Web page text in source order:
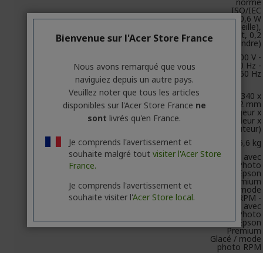
ISO/IEC
24712), 0,6 W
(mode veille),
6 W Prêt, 0,2
W (éteindre)
tension/
Fréquence
nominale
AC 100 V -
240 V, 50 Hz -
60 Hz
Dimensions du
produit
349 x 340 x
142 mm
(Largeur x
Profondeur x
Hauteur)
Poids du produit
6,6 kg
Niveau sonore
4,6 B (A) avec
Papier Photo
Epson
Premium
Glacé / mode
photo RPM -
33 dB(A) avec
Papier Photo
Epson
Premium
Glacé / mode
photo RPM
Bienvenue sur l'Acer Store France
Nous avons remarqué que vous
naviguiez depuis un autre pays.
Veuillez noter que tous les articles
disponibles sur l'Acer Store France ne
sont livrés qu'en France.
Je comprends l'avertissement et
souhaite malgré tout visiter l'Acer Store
France.
Je comprends l'avertissement et
souhaite visiter l'Acer Store local.